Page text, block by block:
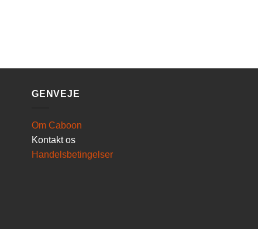
GENVEJE
Om Caboon
Kontakt os
Handelsbetingelser